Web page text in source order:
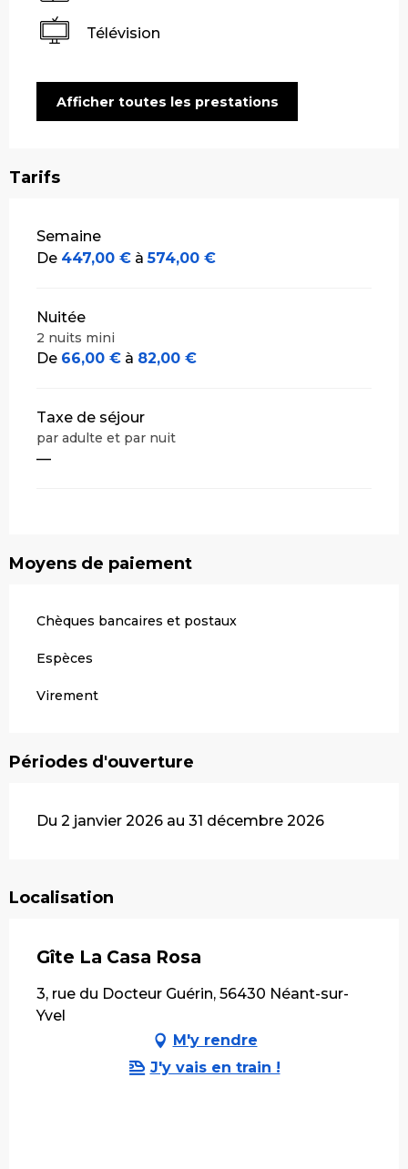
Télévision
Afficher toutes les prestations
Tarifs
Tarifs 2026
Semaine
De 447,00 € à574,00 €
Nuitée
2 nuits mini
De 66,00 € à 82,00 €
Taxe de séjour
par adulte et par nuit
—
Moyens de paiement
Chèques bancaires et postaux
Espèces
Virement
Périodes d'ouverture
Du 2 janvier 2026 au 31 décembre 2026
Localisation
Gîte La Casa Rosa
3, rue du Docteur Guérin, 56430 Néant-sur-
Yvel
M'y rendre
J'y vais en train !